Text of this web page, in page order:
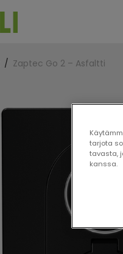
/ Zaptec Go 2 – Asfaltti
tarjota
tavasta,
kanssa.